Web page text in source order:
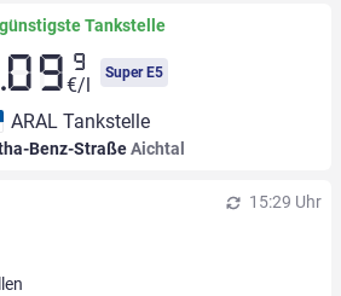
Tankstelle
9
€/l
Super E5
ARAL Tankstelle
Benz-StraßeAichtal
15:29 Uhr